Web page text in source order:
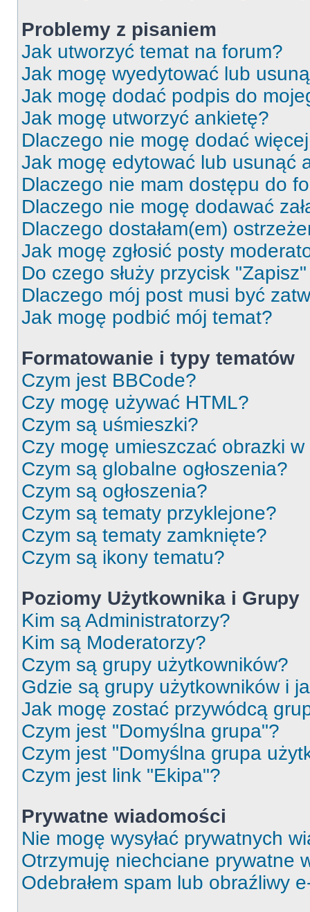
Problemy z pisaniem
Jak utworzyć temat na forum?
Jak mogę wyedytować lub
Jak mogę dodać podpis do
Jak mogę utworzyć ankietę?
Dlaczego nie mogę dodać
Jak mogę edytować lub usunąć
Dlaczego nie mam dostępu do
Dlaczego nie mogę dodawać
Dlaczego dostałam(em)
Jak mogę zgłosić posty
Do czego służy przycisk
Dlaczego mój post musi być
Jak mogę podbić mój temat?
Formatowanie i typy tematów
Czym jest BBCode?
Czy mogę używać HTML?
Czym są uśmieszki?
Czy mogę umieszczać obrazki
Czym są globalne ogłoszenia?
Czym są ogłoszenia?
Czym są tematy przyklejone?
Czym są tematy zamknięte?
Czym są ikony tematu?
Poziomy Użytkownika i Grupy
Kim są Administratorzy?
Kim są Moderatorzy?
Czym są grupy użytkowników?
Gdzie są grupy użytkowników i
Jak mogę zostać przywódcą
Czym jest "Domyślna grupa"?
Czym jest "Domyślna grupa
Czym jest link "Ekipa"?
Prywatne wiadomości
Nie mogę wysyłać prywatnych
Otrzymuję niechciane prywatne
Odebrałem spam lub obraźliwy